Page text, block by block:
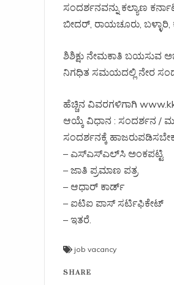
ಸಂದರ್ಶನವನ್ನು ಕಲ್ಯಾಣ
ಬೀದರ್, ರಾಯಚೂರು, ಬಳ್ಳಾರಿ,
ಶಿಶಿಕ್ಷು ನೇಮಕಾತಿ ಬಯಸುವ
ನಿಗಧಿತ ಸಮಯದಲ್ಲಿ ನೇರ
ಹೆಚ್ಚಿನ ವಿವರಗಳಿಗಾಗಿ
ಆಯ್ಕೆ ವಿಧಾನ : ಸಂದರ್ಶನ /
ಸಂದರ್ಶನಕ್ಕೆ
– ಎಸ್‌ಎಸ್‌ಎಲ್‌ಸಿ ಅಂಕಪಟ್ಟಿ
– ಜಾತಿ ಪ್ರಮಾಣ ಪತ್ರ
– ಆಧಾರ್ ಕಾರ್ಡ್
– ಐಟಿಐ ಪಾಸ್ ಸರ್ಟಿಫಿಕೇಟ್
– ಇತರೆ.
job vacancy
SHARE